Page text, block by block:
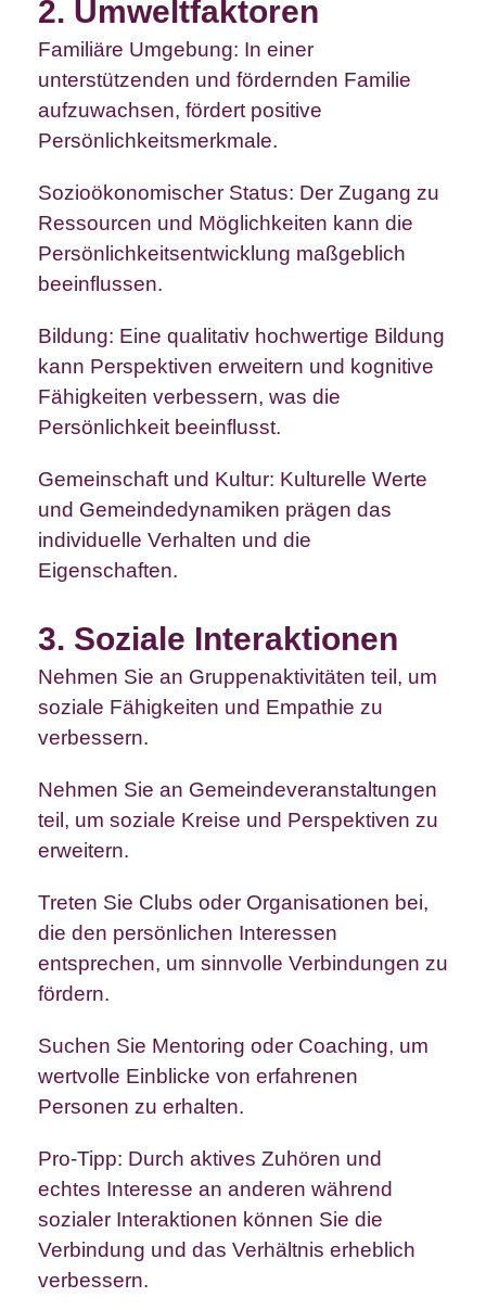
2. Umweltfaktoren
Familiäre Umgebung: In einer
unterstützenden und fördernden Familie
aufzuwachsen, fördert positive
Persönlichkeitsmerkmale.
Sozioökonomischer Status: Der Zugang zu
Ressourcen und Möglichkeiten kann die
Persönlichkeitsentwicklung maßgeblich
beeinflussen.
Bildung: Eine qualitativ hochwertige Bildung
kann Perspektiven erweitern und kognitive
Fähigkeiten verbessern, was die
Persönlichkeit beeinflusst.
Gemeinschaft und Kultur: Kulturelle Werte
und Gemeindedynamiken prägen das
individuelle Verhalten und die
Eigenschaften.
3. Soziale Interaktionen
Nehmen Sie an Gruppenaktivitäten teil, um
soziale Fähigkeiten und Empathie zu
verbessern.
Nehmen Sie an Gemeindeveranstaltungen
teil, um soziale Kreise und Perspektiven zu
erweitern.
Treten Sie Clubs oder Organisationen bei,
die den persönlichen Interessen
entsprechen, um sinnvolle Verbindungen zu
fördern.
Suchen Sie Mentoring oder Coaching, um
wertvolle Einblicke von erfahrenen
Personen zu erhalten.
Pro-Tipp: Durch aktives Zuhören und
echtes Interesse an anderen während
sozialer Interaktionen können Sie die
Verbindung und das Verhältnis erheblich
verbessern.